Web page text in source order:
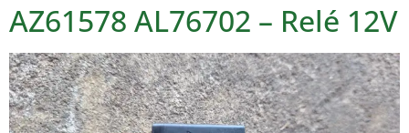
AZ61578 AL76702 – Relé 12V